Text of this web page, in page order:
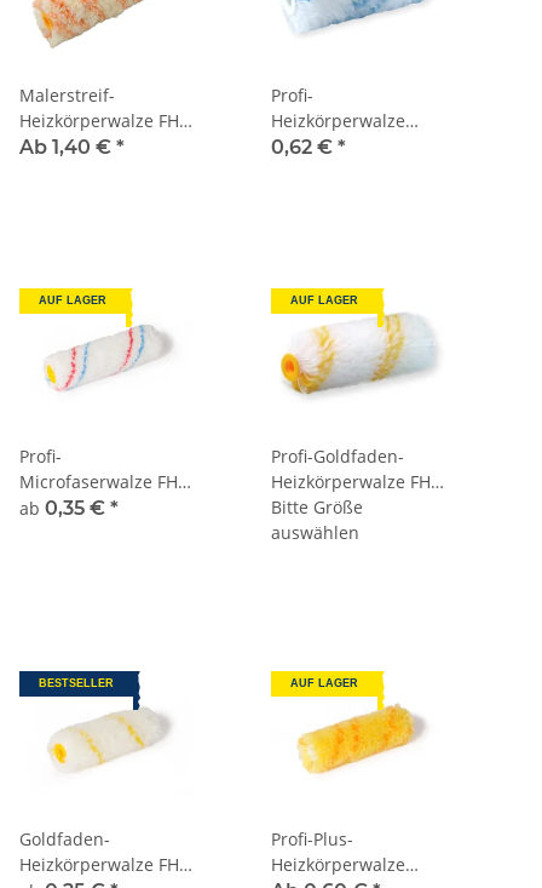
Malerstreif-
Heizkörperwalze FH
12mm
Ab 1,40 € *
Profi-
Heizkörperwalze
"DUROTEX" 10cm FH
0,62 € *
AUF LAGER
Profi-
Microfaserwalze FH
9mm
ab 0,35 € *
AUF LAGER
Profi-Goldfaden-
Heizkörperwalze FH
12mm
Bitte Größe
auswählen
BESTSELLER
Goldfaden-
Heizkörperwalze FH
AUF LAGER
Profi-Plus-
Heizkörperwalze